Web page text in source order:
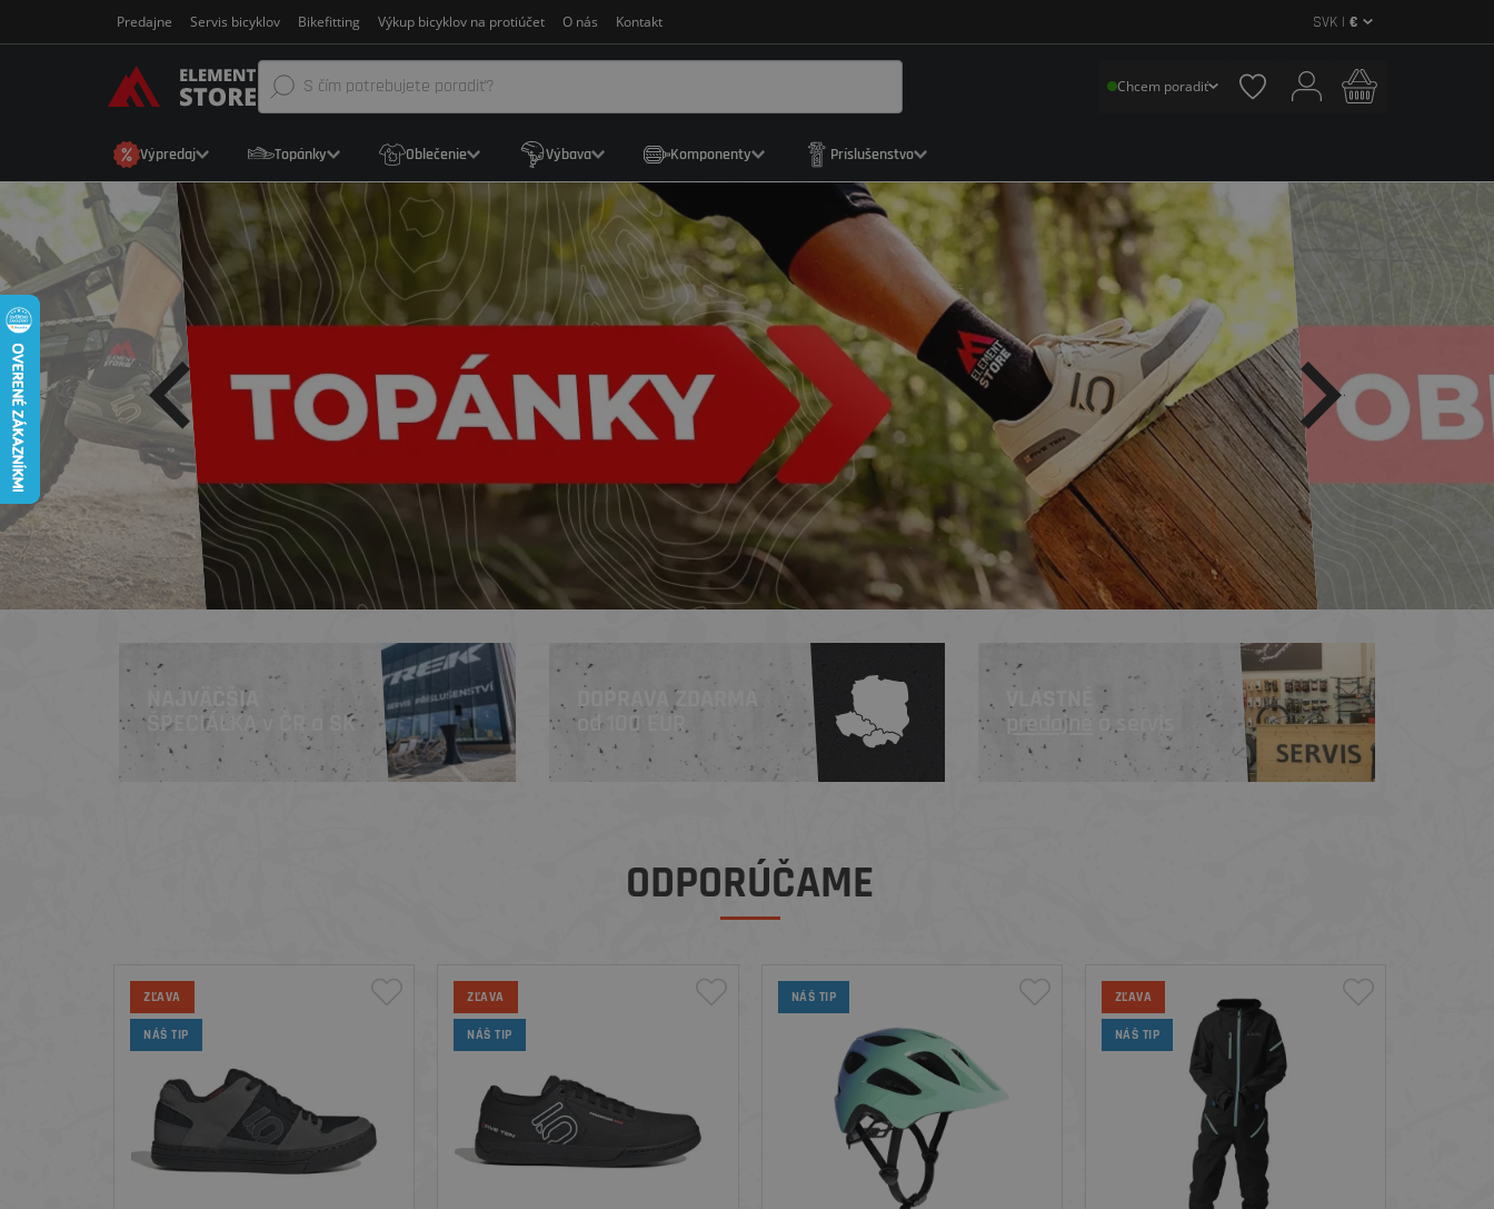
Predajne Servis bicyklov Bikefitting Výkup bicyklov na protiúčet O nás Kontakt SVK | €
Chcem poradiť
Výpredaj Topánky Oblečenie Výbava Komponenty Príslušenstvo
NAJVÄČŠIA
ŠPECIÁLKA v ČR a SK
DOPRAVA ZDARMA
od 100 EUR
VLASTNÉ
predajne a servis
ODPORÚČAME
ZĽAVA
NÁŠ TIP
ZĽAVA
NÁŠ TIP
NÁŠ TIP ZĽAVA
NÁŠ TIP